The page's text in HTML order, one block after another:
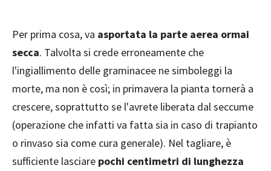
Per prima cosa, va asportata la parte aerea ormai
secca. Talvolta si crede erroneamente che
l'ingiallimento delle graminacee ne simboleggi la
morte, ma non è così; in primavera la pianta tornerà a
crescere, soprattutto se l'avrete liberata dal seccume
(operazione che infatti va fatta sia in caso di trapianto
o rinvaso sia come cura generale). Nel tagliare, è
sufficiente lasciare pochi centimetri di lunghezza